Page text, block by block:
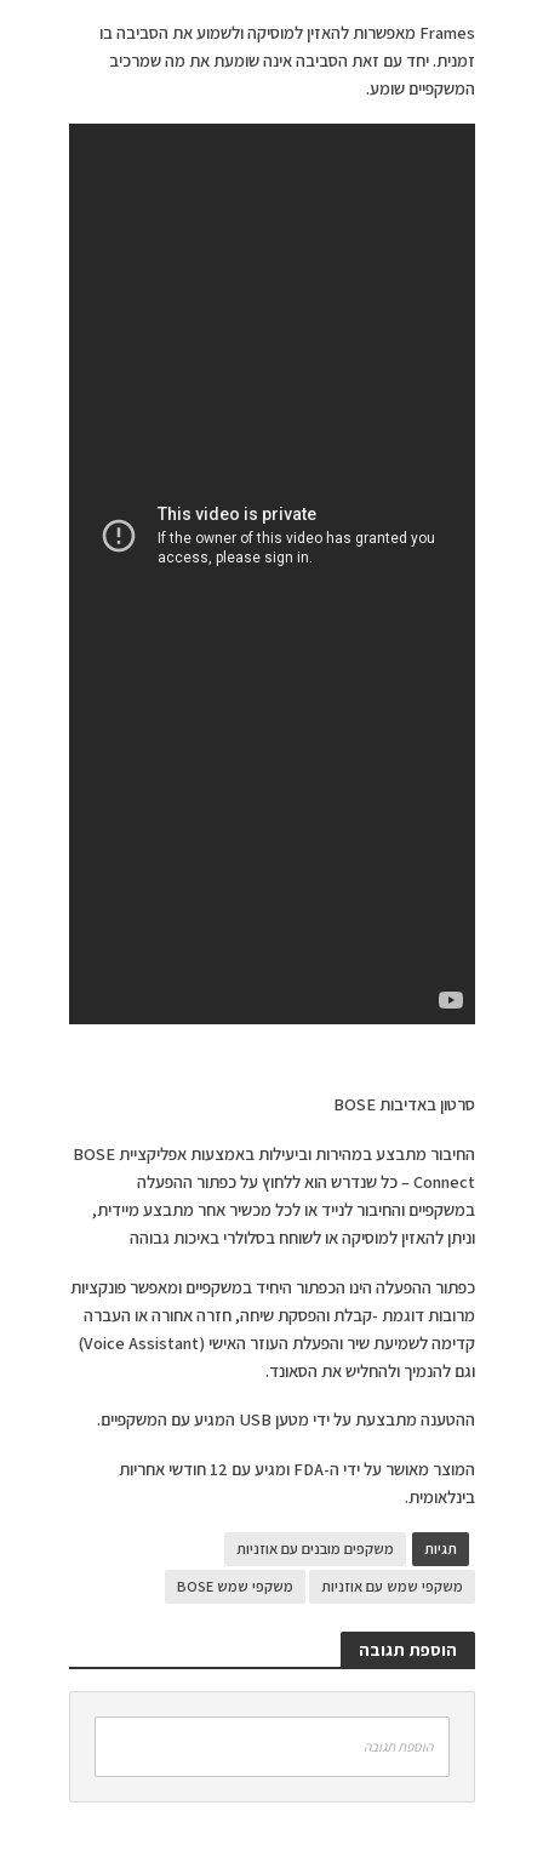
Frames מאפשרות להאזין למוסיקה ולשמוע את הסביבה בו
זמנית. יחד עם זאת הסביבה אינה שומעת את מה שמרכיב
המשקפיים שומע.
סרטון באדיבות BOSE
החיבור מתבצע במהירות וביעילות באמצעות אפליקציית BOSE
Connect – כל שנדרש הוא ללחוץ על כפתור ההפעלה
במשקפיים והחיבור לנייד או לכל מכשיר אחר מתבצע מיידית,
וניתן להאזין למוסיקה או לשוחח בסלולרי באיכות גבוהה
כפתור ההפעלה הינו הכפתור היחיד במשקפיים ומאפשר פונקציות
מרובות דוגמת -קבלת והפסקת שיחה, חזרה אחורה או העברה
קדימה לשמיעת שיר והפעלת העוזר האישי (Voice Assistant)
וגם להנמיך ולהחליש את הסאונד.
ההטענה מתבצעת על ידי מטען USB המגיע עם המשקפיים.
המוצר מאושר על ידי ה-FDA ומגיע עם 12 חודשי אחריות
בינלאומית.
תגיות
משקפים מובנים עם אוזניות
משקפי שמש עם אוזניות
משקפי שמש BOSE
הוספת תגובה
הוספת תגובה